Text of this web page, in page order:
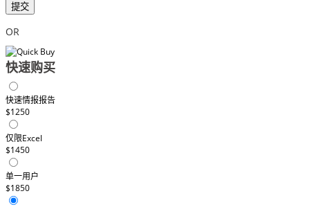
提交
OR
快速购买
快速情报报告
$1250
仅限Excel
$1450
单一用户
$1850